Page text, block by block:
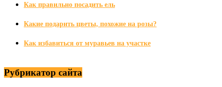
Как правильно посадить ель
Какие подарить цветы, похожие на розы?
Как избавиться от муравьев на участке
Рубрикатор сайта